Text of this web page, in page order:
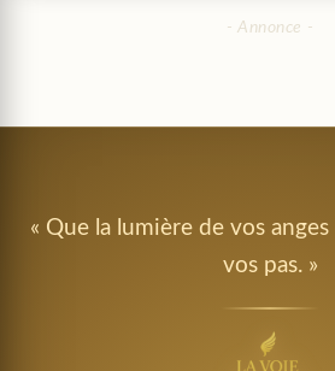
« Que la lumière de vos
vos pas. »